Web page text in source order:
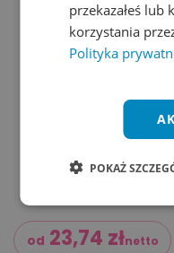
od 23,74 złnetto
przekazałeś
korzystania
Polityka
POKAŻ